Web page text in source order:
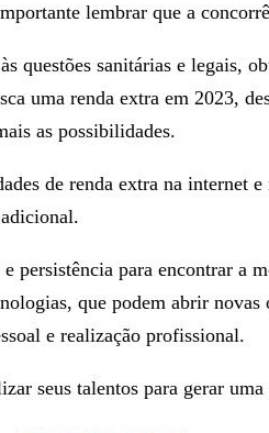
lembrar que a
questões sanitárias e legais,
uma renda extra em 2023,
as possibilidades.
de renda extra na internet
persistência para encontrar a
que podem abrir
e realização profissional.
seus talentos para gerar